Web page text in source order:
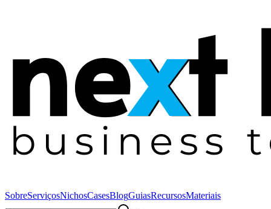
SobreServiçosNichosCasesBlogGuiasRecursosMateriais